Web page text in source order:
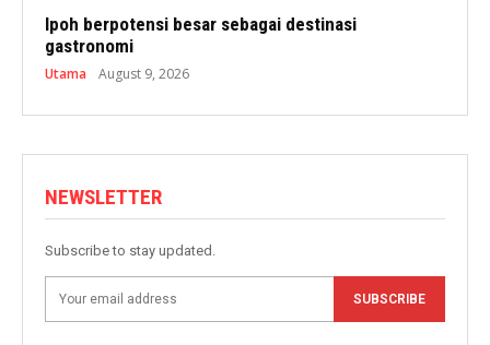
Ipoh berpotensi besar sebagai destinasi
gastronomi
Utama August 9, 2026
NEWSLETTER
Subscribe to stay updated.
SUBSCRIBE